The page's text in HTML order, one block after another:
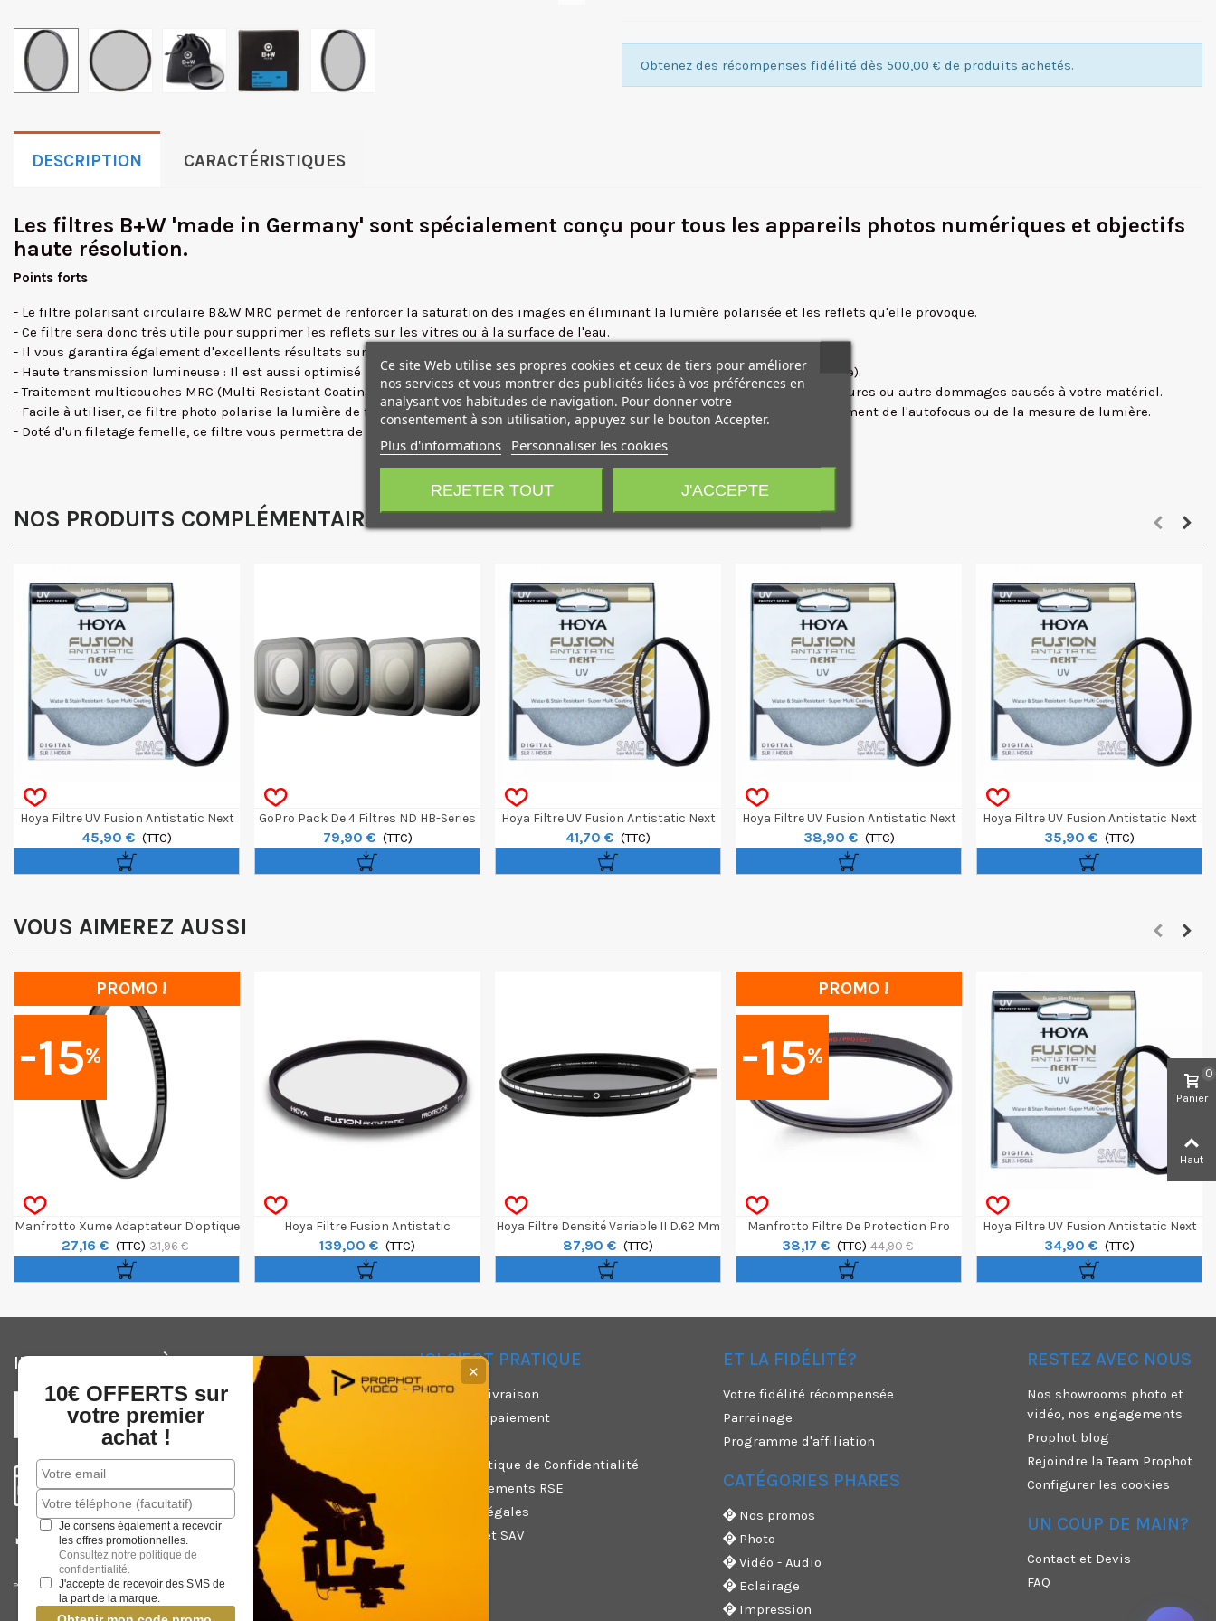
Obtenez des récompenses fidélité dès 500,00 € de produits achetés.
DESCRIPTION CARACTÉRISTIQUES
Les filtres B+W 'made in Germany' sont spécialement conçu pour tous les appareils photos numériques et objectifs
haute résolution.
Points forts
- Le filtre polarisant circulaire B&W MRC permet de renforcer la saturation des images en éliminant la lumière polarisée et les reflets qu'elle provoque.
- Ce filtre sera donc très utile pour supprimer les reflets sur les vitres ou à la surface de l'eau.
- Il vous garantira également d'excellents résultats sur du ciel bleu, du feuillage, des objets colorés etc.
- Haute transmission lumineuse : Il est aussi optimisé pour transmettre un maximum de lumière (moins de 0.5% de lumière perdue).
- Traitement multicouches MRC (Multi Resistant Coating) assurant une extraordinaire résistance et réduisant ainsi le risque de rayures ou autre dommages causés à votre matériel.
- Facile à utiliser, ce filtre photo polarise la lumière de façon circulaire (donc non linéaire) et n'interfère ainsi pas sur le fonctionnement de l'autofocus ou de la mesure de lumière.
- Doté d'un filetage femelle, ce filtre vous permettra de fixer facilement le bouchon d'origine de votre objecti
NOS PRODUITS COMPLÉMENTAIRES
Hoya Filtre UV Fusion Antistatic Next
52mm
45,90 € (TTC)
GoPro Pack De 4 Filtres ND HB-Series
Pour GoPro Hero13
79,90 € (TTC)
Hoya Filtre UV Fusion Antistatic Next
82mm
41,70 € (TTC)
Hoya Filtre UV Fusion Antistatic Next
77mm
38,90 € (TTC)
Hoya Filtre UV Fusion Antistatic Next
72mm
35,90 € (TTC)
VOUS AIMEREZ AUSSI
-15%
PROMO !
Manfrotto Xume Adaptateur D'optique
67mm
27,16 € (TTC) 31,96 €
Hoya Filtre Fusion Antistatic
Protector 86mm
139,00 € (TTC)
Hoya Filtre Densité Variable II D.62 Mm
87,90 € (TTC)
-15%
PROMO !
Manfrotto Filtre De Protection Pro
52mm
38,17 € (TTC) 44,90 €
Hoya Filtre UV Fusion Antistatic Next
55mm
34,90 € (TTC)
INSCRIVEZ-VOUS À NOTRE NEWSLETTER
VOTRE EXPERTPHOTO VIDEO
PROFESSIONNEL,
CONNU ET RECONNU DEPUIS PLUS DE 40 ANS
ICI C'EST PRATIQUE
Modes de livraison
Moyens de paiement
CGV & Politique de Confidentialité
Nos engagements RSE
Mentions légales
Garanties et SAV
ET LA FIDÉLITÉ?
Votre fidélité récompensée
Parrainage
Programme d'affiliation
CATÉGORIES PHARES
Nos promos
Photo
Vidéo - Audio
Eclairage
Impression
RESTEZ AVEC NOUS
Nos showrooms photo et
vidéo, nos engagements
Prophot blog
Rejoindre la Team Prophot
Configurer les cookies
UN COUP DE MAIN?
Contact et Devis
FAQ
Ce site Web utilise ses propres cookies et ceux de tiers pour améliorer
nos services et vous montrer des publicités liées à vos préférences en
analysant vos habitudes de navigation. Pour donner votre
consentement à son utilisation, appuyez sur le bouton Accepter.
Plus d'informations Personnaliser les cookies
REJETER TOUT J'ACCEPTE
Panier
0
Haut
10€ OFFERTS sur
votre premier
achat !
Je consens également à recevoir
les offres promotionnelles.
Consultez notre politique de
confidentialité.
J'accepte de recevoir des SMS de
la part de la marque.
✕